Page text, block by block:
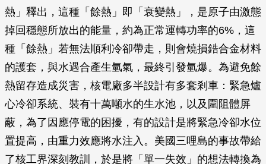
熱」釋出，這種「餘熱」即「衰變熱」，是原子由激態
掉回穩態所放出的能量，約為正常運轉功率的6%，這
種「餘熱」若無法順利冷卻帶走，則會燒損鋯合金材料
的護套，與水遇合產生氫氣，最終引發氫爆。為避免餘
熱留存造成災害，核電廠多半設計有多套剎車：緊急爐
心冷卻系統、裝有十萬噸水的生水池，以及圍阻體屏
蔽，為了因應停電的困擾，有的設計是將緊急冷卻水位
置提高，由重力效應將水注入。美國三哩島的事故帶給
了核工界深刻教訓，於是將「單一失效」的想法轉換為